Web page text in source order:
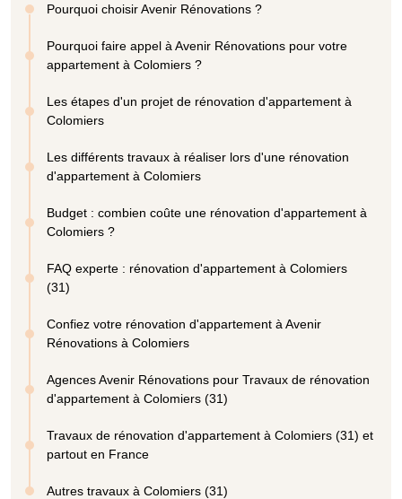
Pourquoi choisir Avenir Rénovations ?
Pourquoi faire appel à Avenir Rénovations pour votre
appartement à Colomiers ?
Les étapes d'un projet de rénovation d'appartement à
Colomiers
Les différents travaux à réaliser lors d'une rénovation
d'appartement à Colomiers
Budget : combien coûte une rénovation d'appartement à
Colomiers ?
FAQ experte : rénovation d'appartement à Colomiers
(31)
Confiez votre rénovation d'appartement à Avenir
Rénovations à Colomiers
Agences Avenir Rénovations pour Travaux de rénovation
d'appartement à Colomiers (31)
Travaux de rénovation d'appartement à Colomiers (31) et
partout en France
Autres travaux à Colomiers (31)